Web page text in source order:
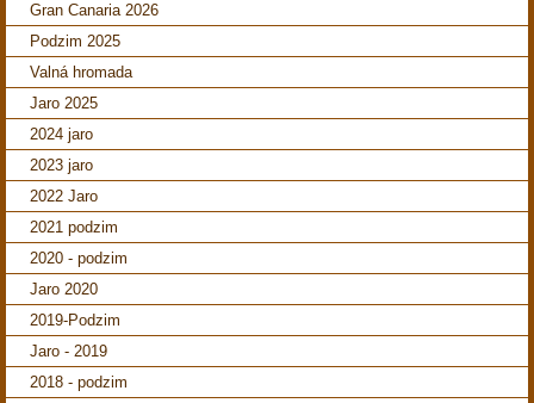
Gran Canaria 2026
Podzim 2025
Valná hromada
Jaro 2025
2024 jaro
2023 jaro
2022 Jaro
2021 podzim
2020 - podzim
Jaro 2020
2019-Podzim
Jaro - 2019
2018 - podzim